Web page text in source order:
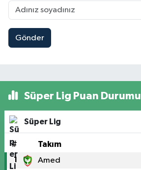
Gönder
Süper Lig Puan Durumu
Süper Lig
# Takım
1 Amed